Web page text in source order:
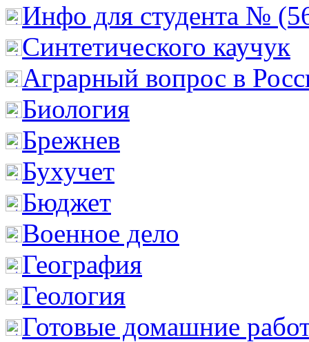
Инфо для студента №
Cинтетического каучук
Аграрный вопрос в
Биология
Брежнев
Бухучет
Бюджет
Военное дело
География
Геология
Готовые домашние